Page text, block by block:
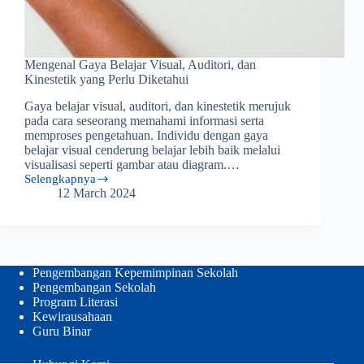
Mengenal Gaya Belajar Visual, Auditori, dan
Kinestetik yang Perlu Diketahui
Gaya belajar visual, auditori, dan kinestetik merujuk
pada cara seseorang memahami informasi serta
memproses pengetahuan. Individu dengan gaya
belajar visual cenderung belajar lebih baik melalui
visualisasi seperti gambar atau diagram.…
Selengkapnya
Mengenal
Kinestetik
yang
Perlu
Diketahui
12 March 2024
Pengembangan Kepemimpinan Sekolah
Pengembangan Sekolah
Program Literasi
Kewirausahaan
Guru Binar